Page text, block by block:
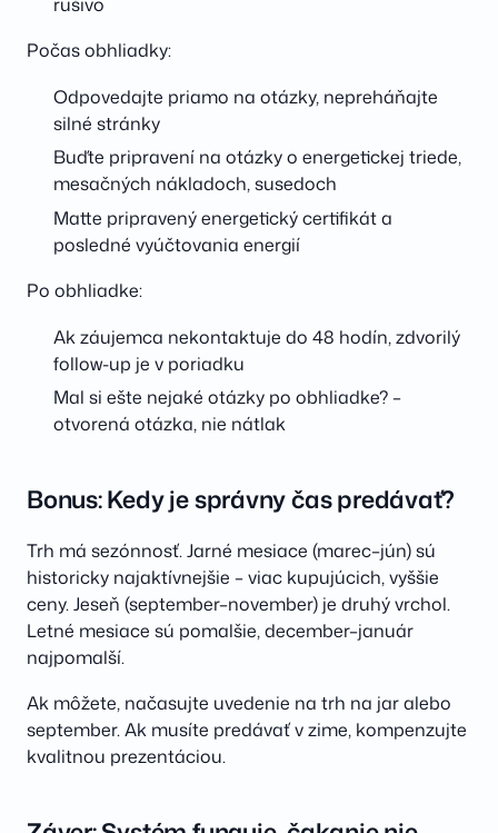
Počas obhliadky:
Odpovedajte priamo na otázky, nepreháňajte
silné stránky
Buďte pripravení na otázky o energetickej triede,
mesačných nákladoch, susedoch
Matte pripravený energetický certifikát a
posledné vyúčtovania energií
Po obhliadke:
Ak záujemca nekontaktuje do 48 hodín, zdvorilý
follow-up je v poriadku
Mal si ešte nejaké otázky po obhliadke? –
otvorená otázka, nie nátlak
Bonus: Kedy je správny čas predávať?
Trh má sezónnosť. Jarné mesiace (marec–jún) sú
historicky najaktívnejšie – viac kupujúcich, vyššie
ceny. Jeseň (september–november) je druhý vrchol.
Letné mesiace sú pomalšie, december–január
najpomalší.
Ak môžete, načasujte uvedenie na trh na jar alebo
september. Ak musíte predávať v zime, kompenzujte
kvalitnou prezentáciou.